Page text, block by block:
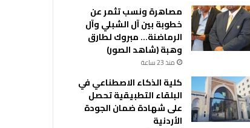
مصاهرة ونسب تثمر عن
خطوبة بين آل الشبلي وآل
الرماضنة… مبروك لطارق
وهبة (شاهد الصور)
منذ 23 ساعة
كلية الذكاء الاصطناعي في
البلقاء التطبيقية تحصل
على شهادة ضمان الجودة
الأردنية